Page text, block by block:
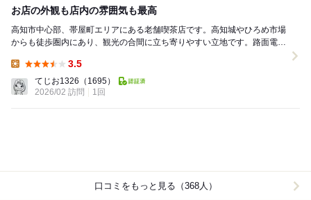
お店の外観も店内の雰囲気も最高
高知市中心部、帯屋町エリアにある老舗喫茶店です。高知城やひろめ市場
からも徒歩圏内にあり、観光の合間に立ち寄りやすい立地です。路面電車
3.5
てじお1326 （1695）
2026/02 訪問
1回
口コミをもっと見る（368人）